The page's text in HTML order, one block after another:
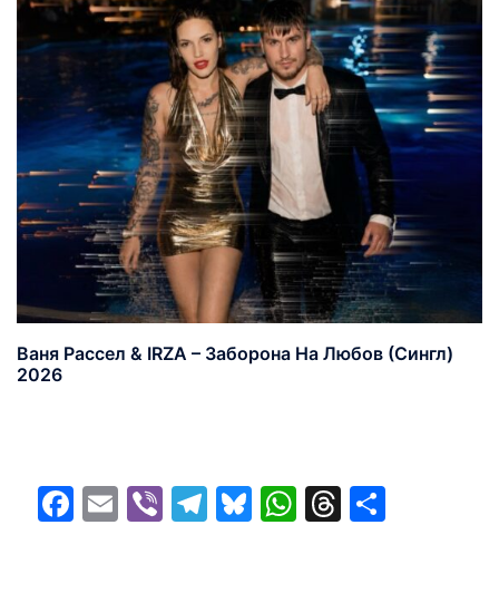
Ваня Рассел & IRZA – Заборона На Любов (Сингл)
2026
Facebook
EmailViberTelegram
Bluesky
WhatsApp
Threads